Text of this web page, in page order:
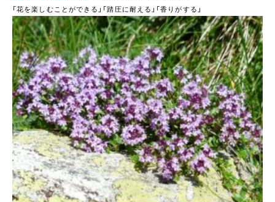
「花を楽しむことができる」「踏圧に耐える」「香りがする」